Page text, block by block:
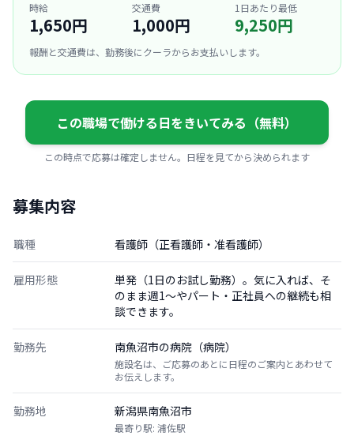
時給
1,650円
交通費
1,000円
1日あたり最低
9,250円
報酬と交通費は、勤務後にクーラからお支払いします。
この職場で働ける日をきいてみる（無料）
この時点で応募は確定しません。日程を見てから決められます
募集内容
職種 看護師（正看護師・准看護師）
雇用形態
単発（1日のお試し勤務）。気に入れば、そ
のまま週1〜やパート・正社員への継続も相
談できます。
勤務先 南魚沼市の病院（病院）
施設名は、ご応募のあとに日程のご案内とあわせて
お伝えします。
勤務地 新潟県南魚沼市
最寄り駅: 浦佐駅